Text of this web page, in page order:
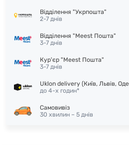
Відділення "Укрпошта"
2-7 днів
Відділення "Meest Пошта"
3-7 днів
Кур'єр "Meest Пошта"
3-7 днів
Uklon delivery (Київ, Львів,
до 4-х годин*
Самовивіз
30 хвилин – 5 днів